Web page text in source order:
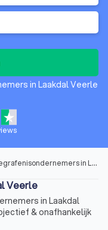
in Laakdal Veerle
in Laakdal Veerle
Veerle
in Laakdal
& onafhankelijk